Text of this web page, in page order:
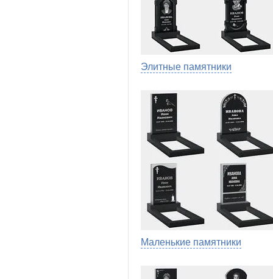
Элитные памятники
Маленькие памятники